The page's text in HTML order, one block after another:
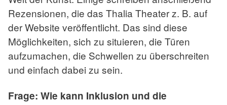
Rezensionen, die das Thalia Theater z. B. auf
der Website veröffentlicht. Das sind diese
Möglichkeiten, sich zu situieren, die Türen
aufzumachen, die Schwellen zu überschreiten
und einfach dabei zu sein.
Frage: Wie kann Inklusion und die